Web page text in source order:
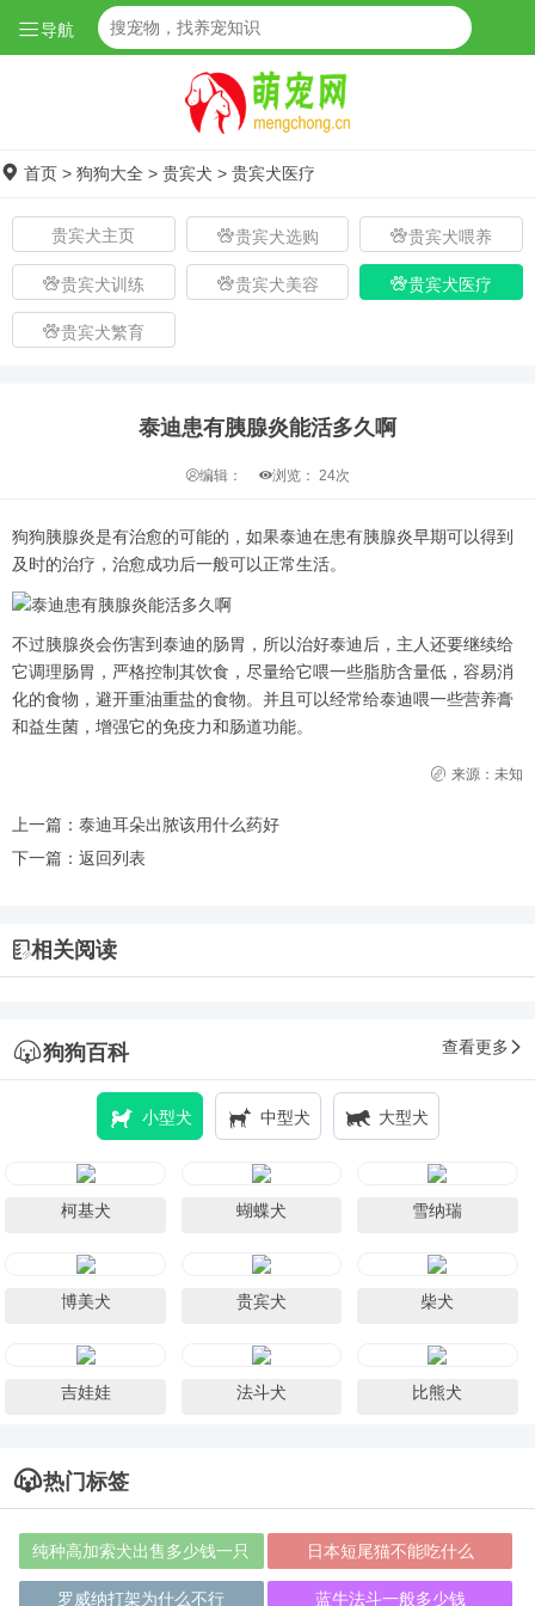
导航
首页 > 狗狗大全 > 贵宾犬 > 贵宾犬医疗
贵宾犬主页 贵宾犬选购 贵宾犬喂养
贵宾犬训练 贵宾犬美容 贵宾犬医疗
贵宾犬繁育
泰迪患有胰腺炎能活多久啊
编辑： 浏览： 24次
狗狗胰腺炎是有治愈的可能的，如果泰迪在患有胰腺炎早期可以得到
及时的治疗，治愈成功后一般可以正常生活。
不过胰腺炎会伤害到泰迪的肠胃，所以治好泰迪后，主人还要继续给
它调理肠胃，严格控制其饮食，尽量给它喂一些脂肪含量低，容易消
化的食物，避开重油重盐的食物。并且可以经常给泰迪喂一些营养膏
和益生菌，增强它的免疫力和肠道功能。
来源：未知
上一篇： 泰迪耳朵出脓该用什么药好
下一篇： 返回列表
相关阅读
狗狗百科 查看更多
小型犬 中型犬 大型犬
柯基犬 蝴蝶犬 雪纳瑞
博美犬 贵宾犬 柴犬
吉娃娃 法斗犬 比熊犬
热门标签
纯种高加索犬出售多少钱一只 日本短尾猫不能吃什么
罗威纳打架为什么不行 蓝牛法斗一般多少钱